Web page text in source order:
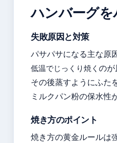
ハンバーグ
失敗原因と対策
パサパサになる主な原
低温でじっくり焼く のが
その後蒸すようにふた
ミルクパン粉の保水性
焼き方のポイント
焼き方の黄金ルールは